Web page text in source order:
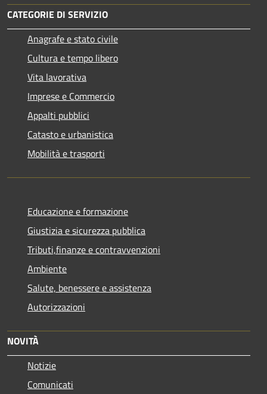
CATEGORIE DI SERVIZIO
Anagrafe e stato civile
Cultura e tempo libero
Vita lavorativa
Imprese e Commercio
Appalti pubblici
Catasto e urbanistica
Mobilità e trasporti
Educazione e formazione
Giustizia e sicurezza pubblica
Tributi,finanze e contravvenzioni
Ambiente
Salute, benessere e assistenza
Autorizzazioni
NOVITÀ
Notizie
Comunicati